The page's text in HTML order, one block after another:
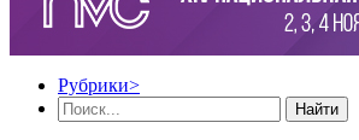
Рубрики>
Найти